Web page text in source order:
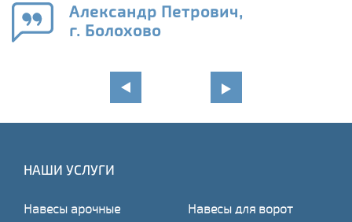
Александр Петрович,
г. Болохово
НАШИ УСЛУГИ
Навесы арочные
Навесы для ворот